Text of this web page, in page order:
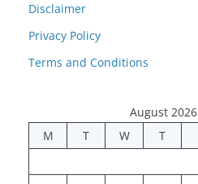
Disclaimer
Privacy Policy
Terms and Conditions
August 2026
M
T W T